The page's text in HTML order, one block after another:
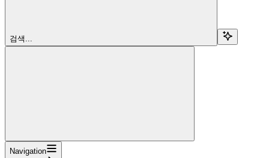
검색...
Navigation